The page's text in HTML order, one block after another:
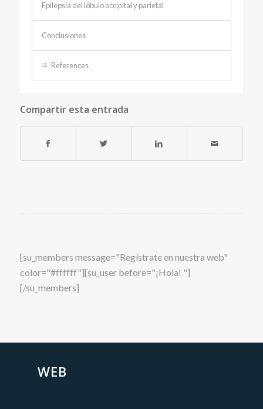
Epilepsia del lóbulo occipital y parietal
Conclusiones
References
Compartir esta entrada
[su_members message="Regístrate en nuestra web"
color="#ffffff"][su_user before="¡Hola! "]
[/su_members]
WEB